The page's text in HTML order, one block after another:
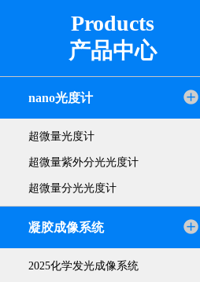
Products
产品中心
nano光度计
超微量光度计
超微量紫外分光光度计
超微量分光光度计
凝胶成像系统
2025化学发光成像系统